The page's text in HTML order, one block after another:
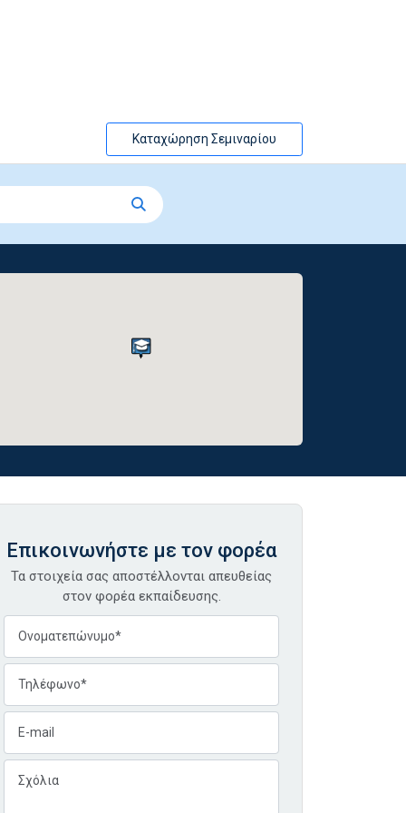
Καταχώρηση Σεμιναρίου
Επικοινωνήστε με τον φορέα
Τα στοιχεία σας αποστέλλονται απευθείας
στον φορέα εκπαίδευσης.